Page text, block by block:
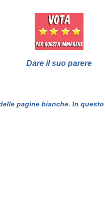
Dare il suo parere
pagine bianche. In questo